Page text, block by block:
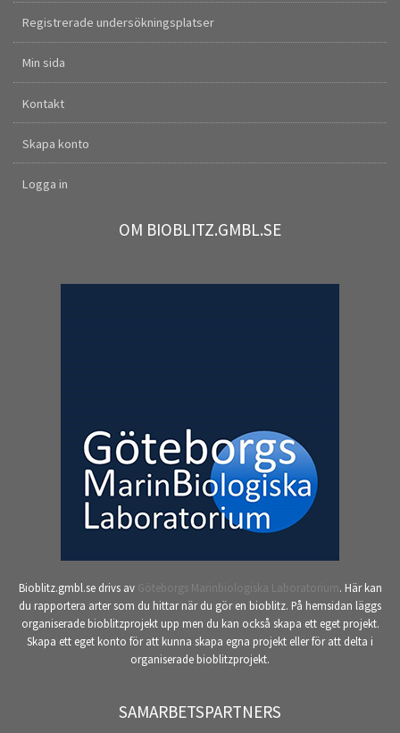
Registrerade undersökningsplatser
Min sida
Kontakt
Skapa konto
Logga in
OM BIOBLITZ.GMBL.SE
Bioblitz.gmbl.se drivs av Göteborgs Marinbiologiska Laboratorium. Här kan
du rapportera arter som du hittar när du gör en bioblitz. På hemsidan läggs
organiserade bioblitzprojekt upp men du kan också skapa ett eget projekt.
Skapa ett eget konto för att kunna skapa egna projekt eller för att delta i
organiserade bioblitzprojekt.
SAMARBETSPARTNERS